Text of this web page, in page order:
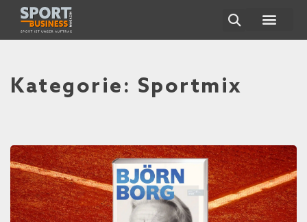
Kategorie: Sportmix